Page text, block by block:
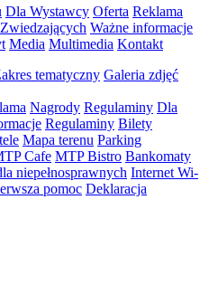
Dla Wystawcy Oferta Reklama
Ważne informacje
Media Multimedia Kontakt
tematyczny Galeria zdjęć
Nagrody Regulaminy Dla
Regulaminy Bilety
Mapa terenu Parking
Cafe MTP Bistro Bankomaty
niepełnosprawnych Internet Wi-
pomoc Deklaracja